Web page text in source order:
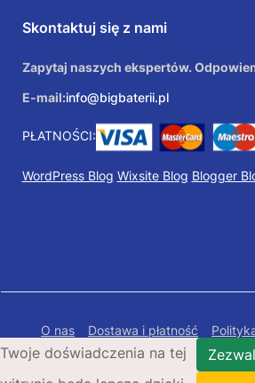
Skontaktuj się z nami
Zapytaj naszych ekspertów.
E-mail:info@bigbaterii.pl
PŁATNOŚCI:
WordPress Blog Wixsite Blog Blogger
O nas Dostawa i płatność
Polityka prywatności
Twoje doświadczenia na tej